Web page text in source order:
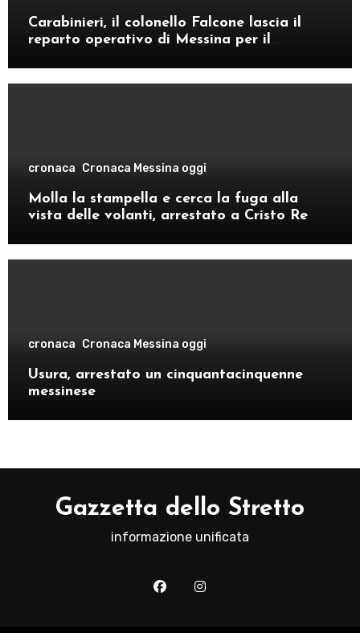
Carabinieri, il colonello Falcone lascia il
reparto operativo di Messina per il
cronaca Cronaca Messina oggi
Molla la stampella e cerca la fuga alla
vista delle volanti, arrestato a Cristo Re
cronaca Cronaca Messina oggi
Usura, arrestato un cinquantacinquenne
messinese
Gazzetta dello Stretto
informazione unificata